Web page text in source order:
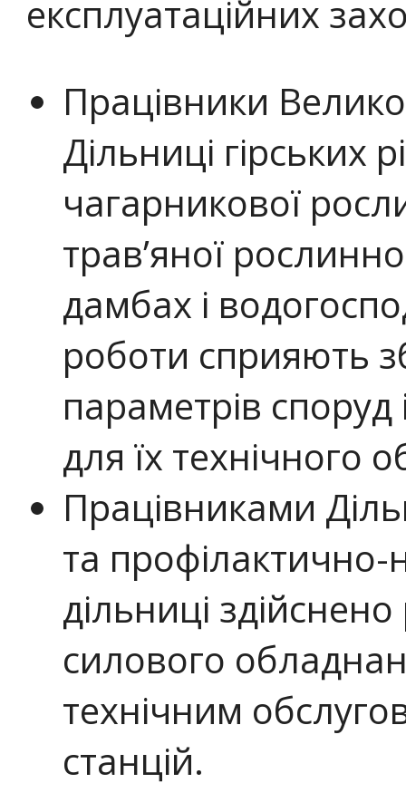
експлуатаційних
Працівники
Дільниці гірських
чагарникової
трав’яної
дамбах і
роботи сприяють
параметрів
для їх технічного
Працівниками
та
дільниці
силового
технічним
станцій.